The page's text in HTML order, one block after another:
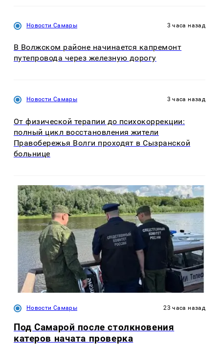
Новости Самары 3 часа назад
В Волжском районе начинается капремонт
путепровода через железную дорогу
Новости Самары 3 часа назад
От физической терапии до психокоррекции:
полный цикл восстановления жители
Правобережья Волги проходят в Сызранской
больнице
Новости Самары 23 часа назад
Под Самарой после столкновения
катеров начата проверка